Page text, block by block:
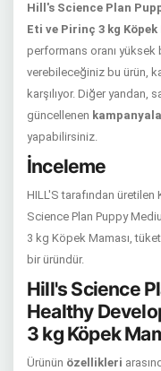
Hill's Science Plan
Eti ve Pirinç 3 kg Köpek
performans oranı
verebileceğiniz bu ürün,
karşılıyor. Diğer yandan,
güncellenen
yapabilirsiniz.
İnceleme
HILL'S tarafından
Science Plan Puppy
3 kg Köpek Maması,
bir üründür.
Hill's Science
Healthy
3 kg Köpek
Ürünün özellikleri